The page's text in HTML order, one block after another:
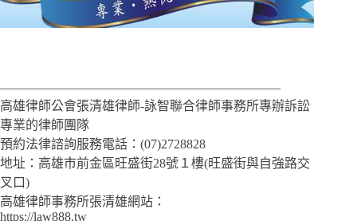
——————————————————————
高雄律師公會張清雄律師-詠智聯合律師事務所專辦訴訟
專業的律師團隊
預約法律諮詢服務電話：(07)2728828
地址：高雄市前金區旺盛街28號１樓(旺盛街與自強路交
叉口)
高雄律師事務所張清雄網站：
https://law888.tw